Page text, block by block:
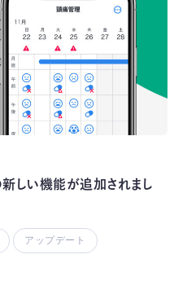
しい機能が追加されまし
アップデート